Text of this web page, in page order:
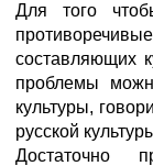
Для того
составляющих
проблемы
культуры,
русской
Достаточно